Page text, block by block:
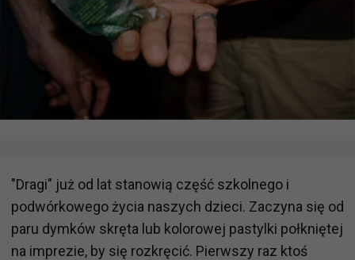
"Dragi" już od lat stanowią część szkolnego i
podwórkowego życia naszych dzieci. Zaczyna się od
paru dymków skręta lub kolorowej pastylki połkniętej
na imprezie, by się rozkręcić. Pierwszy raz ktoś